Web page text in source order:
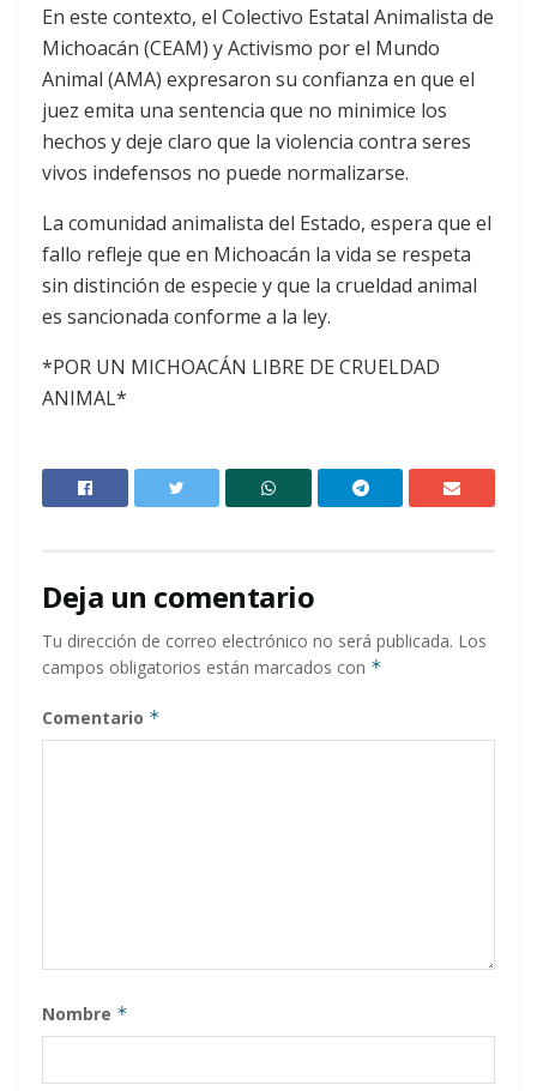
En este contexto, el Colectivo Estatal Animalista de
Michoacán (CEAM) y Activismo por el Mundo
Animal (AMA) expresaron su confianza en que el
juez emita una sentencia que no minimice los
hechos y deje claro que la violencia contra seres
vivos indefensos no puede normalizarse.
La comunidad animalista del Estado, espera que el
fallo refleje que en Michoacán la vida se respeta
sin distinción de especie y que la crueldad animal
es sancionada conforme a la ley.
*POR UN MICHOACÁN LIBRE DE CRUELDAD
ANIMAL*
Deja un comentario
Tu dirección de correo electrónico no será publicada. Los
campos obligatorios están marcados con *
Comentario *
Nombre *